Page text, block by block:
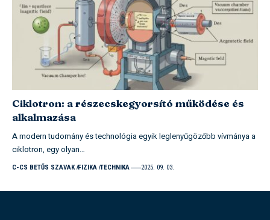
Ciklotron: a részecskegyorsító működése és
alkalmazása
A modern tudomány és technológia egyik leglenyűgözőbb vívmánya a
ciklotron, egy olyan…
C-CS BETŰS SZAVAK FIZIKA TECHNIKA 2025. 09. 03.